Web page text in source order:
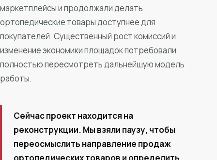
маркетплейсы и продолжали делать
ортопедические товары доступнее для
покупателей. Существенный рост комиссий и
изменение экономики площадок потребовали
полностью пересмотреть дальнейшую модель
работы.
Сейчас проект находится на
реконструкции. Мы взяли паузу, чтобы
переосмыслить направление продаж